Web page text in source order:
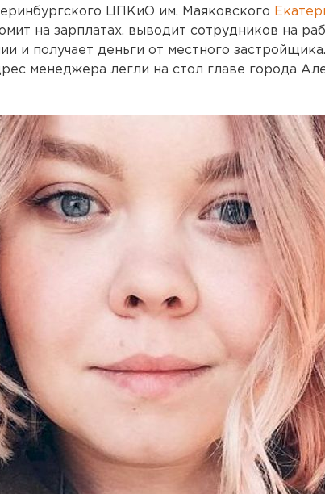
ЦПКиО им. Маяковского
на зарплатах, выводит сотрудников на
и получает деньги от местного
менеджера легли на стол главе города